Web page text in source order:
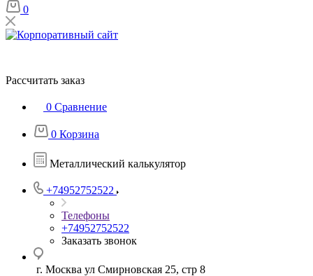
0
Рассчитать заказ
0 Сравнение
0 Корзина
Металлический калькулятор
+74952752522
Телефоны
+74952752522
Заказать звонок
г. Москва ул Смирновская 25, стр 8